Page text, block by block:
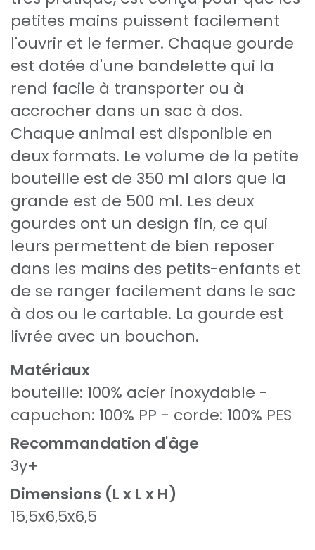
petites mains puissent facilement
l'ouvrir et le fermer. Chaque gourde
est dotée d'une bandelette qui la
rend facile à transporter ou à
accrocher dans un sac à dos.
Chaque animal est disponible en
deux formats. Le volume de la petite
bouteille est de 350 ml alors que la
grande est de 500 ml. Les deux
gourdes ont un design fin, ce qui
leurs permettent de bien reposer
dans les mains des petits-enfants et
de se ranger facilement dans le sac
à dos ou le cartable. La gourde est
livrée avec un bouchon.
Matériaux
bouteille: 100% acier inoxydable -
capuchon: 100% PP - corde: 100% PES
Recommandation d'âge
3y+
Dimensions (L x L x H)
15,5x6,5x6,5